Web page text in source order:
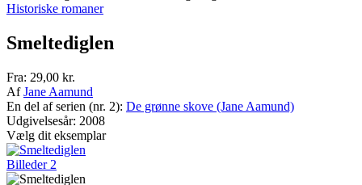
Historiske romaner
Smeltediglen
Fra: 29,00 kr.
AfJane Aamund
En del af serien (nr. 2): De grønne skove (Jane Aamund)
Udgivelsesår: 2008
Vælg dit eksemplar
Billeder 2